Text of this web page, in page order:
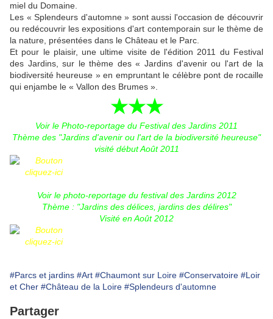
miel du Domaine.
Les « Splendeurs d'automne » sont aussi l'occasion de découvrir
ou redécouvrir les expositions d'art contemporain sur le thème de
la nature, présentées dans le Château et le Parc.
Et pour le plaisir, une ultime visite de l'édition 2011 du Festival
des Jardins, sur le thème des « Jardins d'avenir ou l'art de la
biodiversité heureuse » en empruntant le célèbre pont de rocaille
qui enjambe le « Vallon des Brumes ».
★★★
Voir le Photo-reportage du Festival des Jardins 2011
Thème des "Jardins d'avenir ou l'art de la biodiversité heureuse"
visité début Août 2011
Voir le photo-reportage du festival des Jardins 2012
Thème : "Jardins des délices, jardins des délires"
Visité en Août 2012
#Parcs et jardins #Art #Chaumont sur Loire #Conservatoire #Loir
et Cher #Château de la Loire #Splendeurs d'automne
Partager